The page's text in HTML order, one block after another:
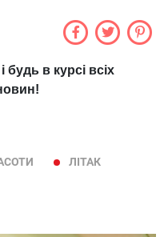
і будь в курсі всіх
ЛІТАК